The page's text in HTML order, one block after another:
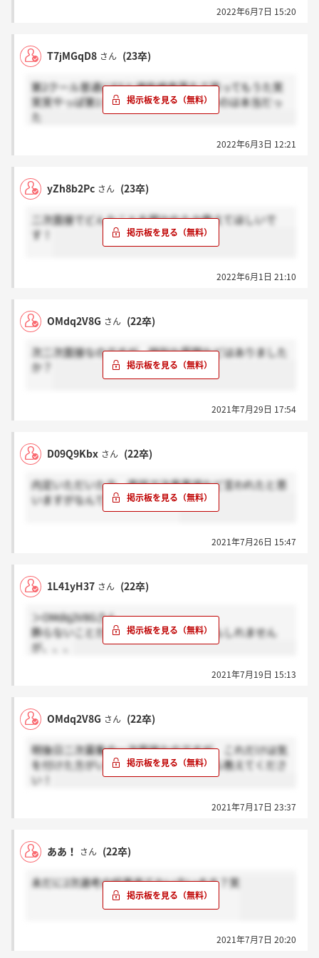
2022年6月7日 15:20
T7jMGqD8 さん (23卒)
第2クール普通にESと適性検査落ちて笑ってもうた笑
笑笑やっぱ第1クールの方が落ちにくいのは本当だっ
た
2022年6月3日 12:21
yZh8b2Pc さん (23卒)
二次面接でどんなことを聞かれたか教えてほしいで
す！
2022年6月1日 21:10
OMdq2V8G さん (22卒)
次二次面接なのですが、特別な質問などはありました
か？
2021年7月29日 17:54
D09Q9Kbx さん (22卒)
内定いただいた方、電話で注意事項など言われたと思
いますがなんて言われました？
2021年7月26日 15:47
1L41yH37 さん (22卒)
＞OMdq2V8Gさん
飾らないことだと思います！面接後かもしれません
が、、、
2021年7月19日 15:13
OMdq2V8G さん (22卒)
明後日二次募集の一次面接なのですが、これだけは気
を付けた方がいいということがあったら教えてくださ
い！
2021年7月17日 23:37
ああ！ さん (22卒)
未だに2次選考の結果来てない方います？笑
2021年7月7日 20:20